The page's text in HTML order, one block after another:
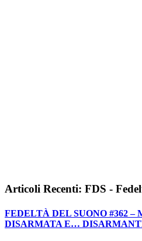
Articoli Recenti: FDS -
FEDELTÀ DEL SUONO #362 –
DISARMATA E…